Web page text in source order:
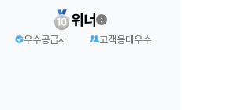
위너
우수공급사 고객응대우수